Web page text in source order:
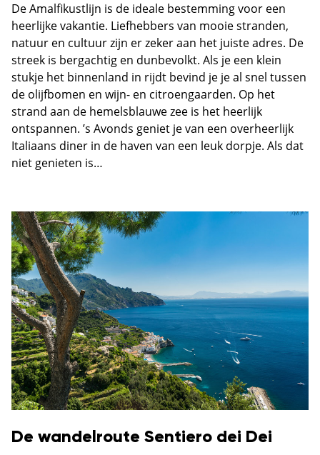
De Amalfikustlijn is de ideale bestemming voor een
heerlijke vakantie. Liefhebbers van mooie stranden,
natuur en cultuur zijn er zeker aan het juiste adres. De
streek is bergachtig en dunbevolkt. Als je een klein
stukje het binnenland in rijdt bevind je je al snel tussen
de olijfbomen en wijn- en citroengaarden. Op het
strand aan de hemelsblauwe zee is het heerlijk
ontspannen. ’s Avonds geniet je van een overheerlijk
Italiaans diner in de haven van een leuk dorpje. Als dat
niet genieten is…
De wandelroute Sentiero dei Dei